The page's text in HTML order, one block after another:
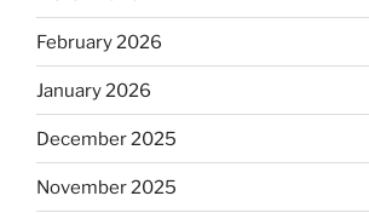
February 2026
January 2026
December 2025
November 2025